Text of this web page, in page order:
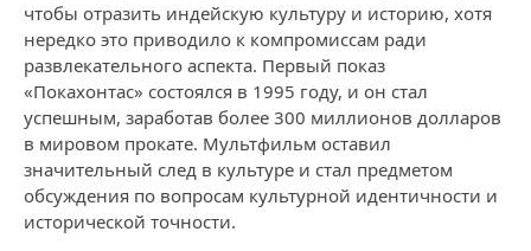
чтобы отразить индейскую культуру и историю, хотя
нередко это приводило к компромиссам ради
развлекательного аспекта. Первый показ
«Покахонтас» состоялся в 1995 году, и он стал
успешным, заработав более 300 миллионов долларов
в мировом прокате. Мультфильм оставил
значительный след в культуре и стал предметом
обсуждения по вопросам культурной идентичности и
исторической точности.